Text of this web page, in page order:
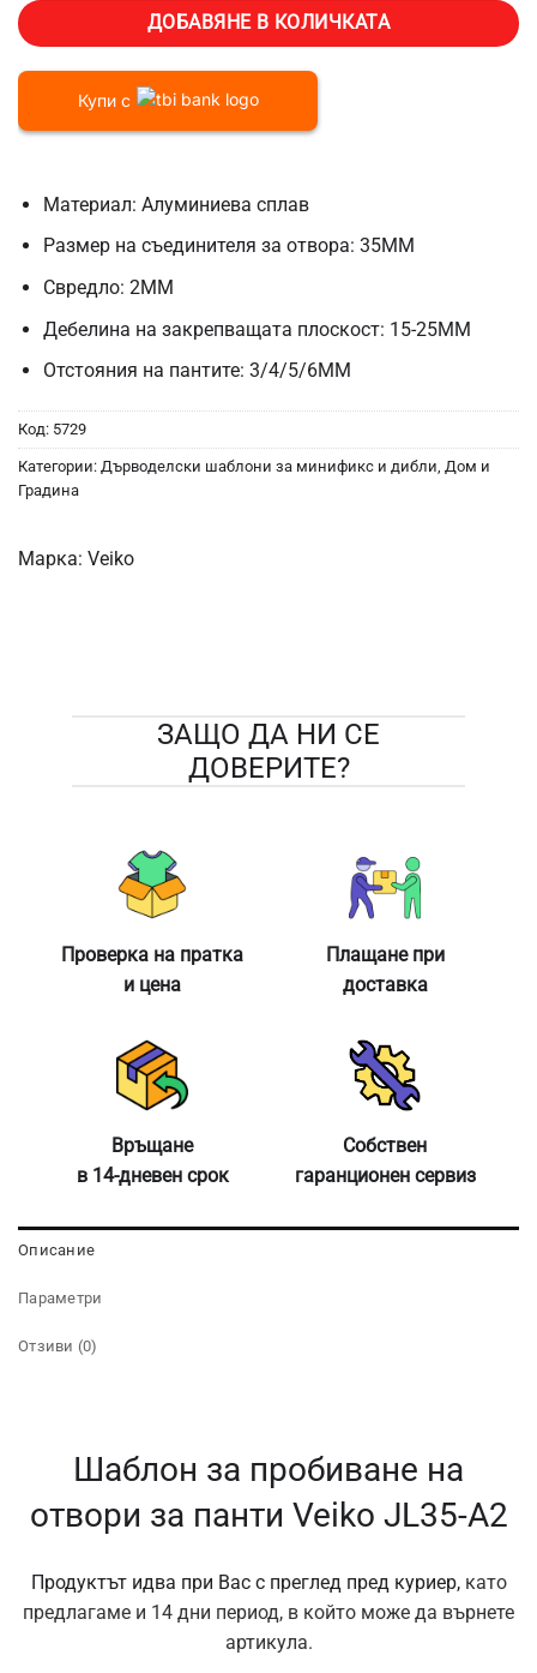
ДОБАВЯНЕ В КОЛИЧКАТА
Купи с
Материал: Алуминиева сплав
Размер на съединителя за отвора: 35MM
Свредло: 2MM
Дебелина на закрепващата плоскост: 15-25MM
Отстояния на пантите: 3/4/5/6MM
Код: 5729
Категории: Дърводелски шаблони за минификс и дибли Дом и
Градина
Марка: Veiko
ЗАЩО ДА НИ СЕ
ДОВЕРИТЕ?
Проверка на пратка
и цена
Плащане при
доставка
Връщане
в 14-дневен срок
Собствен
гаранционен сервиз
Описание
Параметри
Отзиви (0)
Шаблон за пробиване на
отвори за панти Veiko JL35-A2
Продуктът идва при Вас с преглед пред куриер, като
предлагаме и 14 дни период, в който може да върнете
артикула.